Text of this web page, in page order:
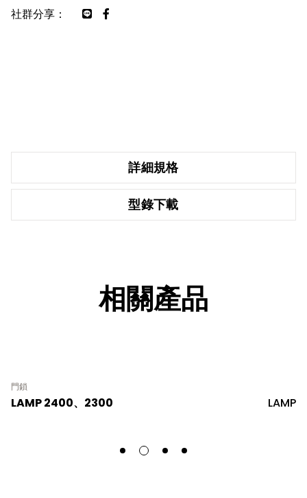
社群分享：
詳細規格
型錄下載
相關產品
門鎖
LAMP 2400、2300 LAMP